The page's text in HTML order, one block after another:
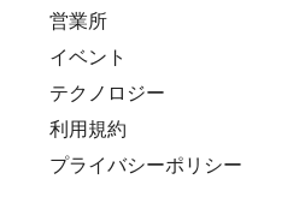
営業所
イベント
テクノロジー
利用規約
プライバシーポリシー